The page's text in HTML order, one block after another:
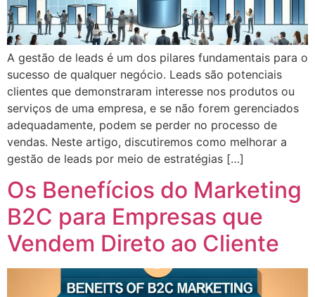
A gestão de leads é um dos pilares fundamentais para o
sucesso de qualquer negócio. Leads são potenciais
clientes que demonstraram interesse nos produtos ou
serviços de uma empresa, e se não forem gerenciados
adequadamente, podem se perder no processo de
vendas. Neste artigo, discutiremos como melhorar a
gestão de leads por meio de estratégias […]
Os Benefícios do Marketing
B2C para Empresas que
Vendem Direto ao Cliente